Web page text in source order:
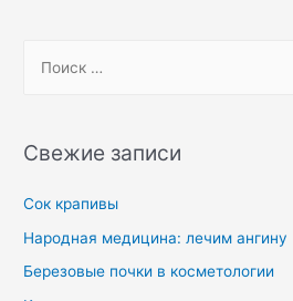
Свежие записи
Сок крапивы
Народная медицина: лечим ангину
Березовые почки в косметологии